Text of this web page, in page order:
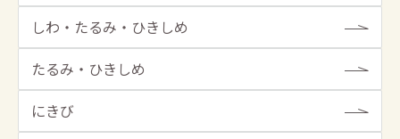
しわ・たるみ・ひきしめ
たるみ・ひきしめ
にきび